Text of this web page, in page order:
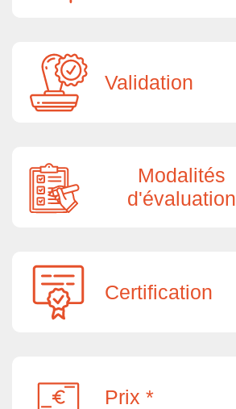
Validation
Modalités
d'évaluation
Certification
Prix *